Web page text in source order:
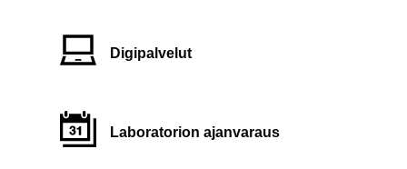
Digipalvelut
Laboratorion ajanvaraus